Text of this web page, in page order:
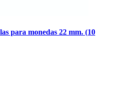
para monedas 22 mm. (10